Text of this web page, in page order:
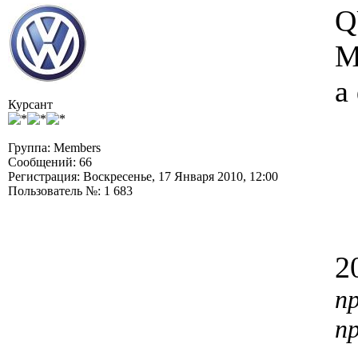
Курсант
Группа: Members
Сообщений: 66
Регистрация: Воскресенье, 17 Января 2010, 12:00
Пользователь №: 1 683
а